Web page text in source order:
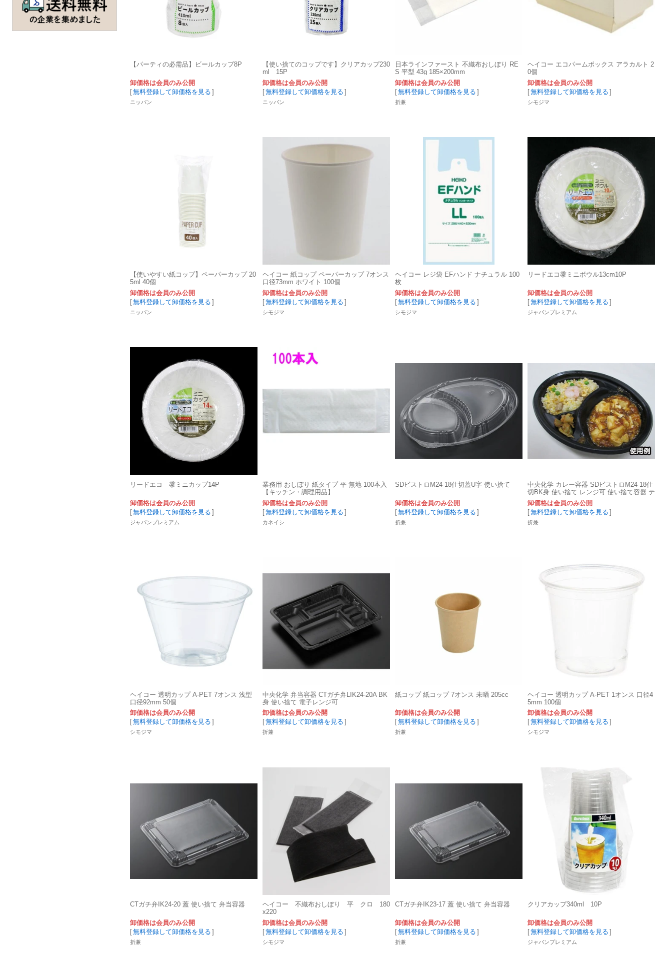
【パーティの必需品】ビールカップ8P
卸価格は会員のみ公開
[無料登録して卸価格を見る ]
ニッパン
【使い捨てのコップです】クリアカップ230
ml 15P
卸価格は会員のみ公開
[無料登録して卸価格を見る ]
ニッパン
日本ラインファースト 不織布おしぼり RE
S 平型 43g 185×200mm
卸価格は会員のみ公開
[無料登録して卸価格を見る ]
折兼
ヘイコー エコパームボックス アラカルト 2
0個
卸価格は会員のみ公開
[無料登録して卸価格を見る ]
シモジマ
【使いやすい紙コップ】ペーパーカップ 20
5ml 40個
卸価格は会員のみ公開
[無料登録して卸価格を見る ]
ニッパン
ヘイコー 紙コップ ペーパーカップ 7オンス
口径73mm ホワイト 100個
卸価格は会員のみ公開
[無料登録して卸価格を見る ]
シモジマ
ヘイコー レジ袋 EFハンド ナチュラル 100
枚
卸価格は会員のみ公開
[無料登録して卸価格を見る ]
シモジマ
リードエコ黍ミニボウル13cm10P
卸価格は会員のみ公開
[無料登録して卸価格を見る ]
ジャパンプレミアム
リードエコ 黍ミニカップ14P
卸価格は会員のみ公開
[無料登録して卸価格を見る ]
ジャパンプレミアム
業務用 おしぼり 紙タイプ 平 無地 100本入
【キッチン・調理用品】
卸価格は会員のみ公開
[無料登録して卸価格を見る ]
カネイシ
SDビストロM24-18仕切蓋U字 使い捨て
卸価格は会員のみ公開
[無料登録して卸価格を見る ]
折兼
中央化学 カレー容器 SDビストロM24-18仕
切BK身 使い捨て レンジ可 使い捨て容器 テ
イクアウト
卸価格は会員のみ公開
[無料登録して卸価格を見る ]
折兼
ヘイコー 透明カップ A-PET 7オンス 浅型
口径92mm 50個
卸価格は会員のみ公開
[無料登録して卸価格を見る ]
シモジマ
中央化学 弁当容器 CTガチ弁LIK24-20A BK
身 使い捨て 電子レンジ可
卸価格は会員のみ公開
[無料登録して卸価格を見る ]
折兼
紙コップ 紙コップ 7オンス 未晒 205cc
卸価格は会員のみ公開
[無料登録して卸価格を見る ]
折兼
ヘイコー 透明カップ A-PET 1オンス 口径4
5mm 100個
卸価格は会員のみ公開
[無料登録して卸価格を見る ]
シモジマ
CTガチ弁IK24-20 蓋 使い捨て 弁当容器
卸価格は会員のみ公開
[無料登録して卸価格を見る ]
折兼
ヘイコー 不織布おしぼり 平 クロ 180
x220
卸価格は会員のみ公開
[無料登録して卸価格を見る ]
シモジマ
CTガチ弁IK23-17 蓋 使い捨て 弁当容器
卸価格は会員のみ公開
[無料登録して卸価格を見る ]
折兼
クリアカップ340ml 10P
卸価格は会員のみ公開
[無料登録して卸価格を見る ]
ジャパンプレミアム